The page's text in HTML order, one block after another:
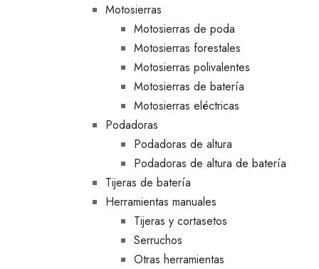
Motosierras
Motosierras de poda
Motosierras forestales
Motosierras polivalentes
Motosierras de batería
Motosierras eléctricas
Podadoras
Podadoras de altura
Podadoras de altura de batería
Tijeras de batería
Herramientas manuales
Tijeras y cortasetos
Serruchos
Otras herramientas